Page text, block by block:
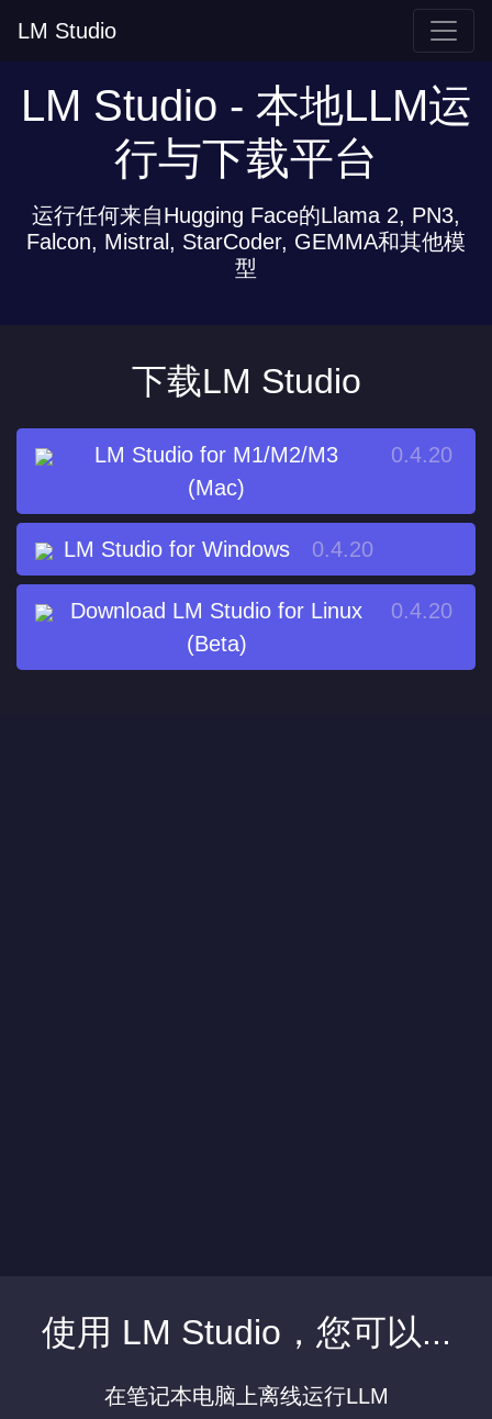
LM Studio
LM Studio - 本地LLM运
行与下载平台
运行任何来自Hugging Face的Llama 2, PN3,
Falcon, Mistral, StarCoder, GEMMA和其他模
型
下载LM Studio
LM Studio for M1/M2/M3
(Mac)
0.4.20
LM Studio for Windows 0.4.20
Download LM Studio for Linux
(Beta)
0.4.20
使用 LM Studio，您可以...
在笔记本电脑上离线运行LLM